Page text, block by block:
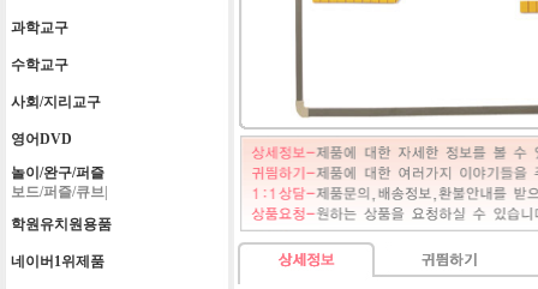
과학교구
수학교구
사회/지리교구
영어DVD
놀이/완구/퍼즐
보드/퍼즐/큐브|
학원유치원용품
네이버1위제품